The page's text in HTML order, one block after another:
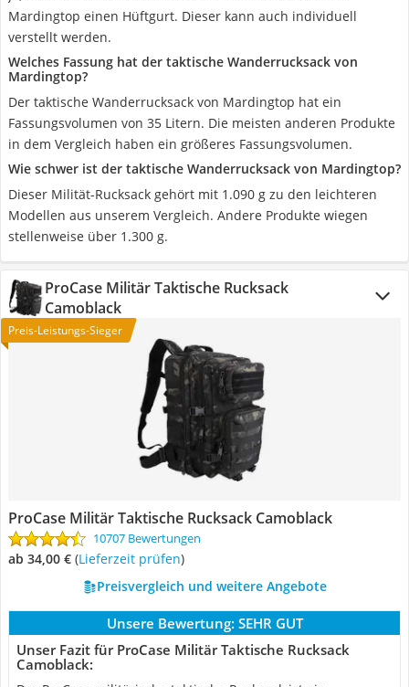
Mardingtop einen Hüftgurt. Dieser kann auch individuell
verstellt werden.
Welches Fassung hat der taktische Wanderrucksack von
Mardingtop?
Der taktische Wanderrucksack von Mardingtop hat ein
Fassungsvolumen von 35 Litern. Die meisten anderen Produkte
in dem Vergleich haben ein größeres Fassungsvolumen.
Wie schwer ist der taktische Wanderrucksack von Mardingtop?
Dieser Milität-Rucksack gehört mit 1.090 g zu den leichteren
Modellen aus unserem Vergleich. Andere Produkte wiegen
stellenweise über 1.300 g.
ProCase Militär Taktische Rucksack
Camoblack
Preis-Leistungs-Sieger
ProCase Militär Taktische Rucksack Camoblack
10707 Bewertungen
ab 34,00 € (Lieferzeit prüfen)
Preisvergleich und weitere Angebote
Unsere Bewertung: SEHR GUT
Unser Fazit für ProCase Militär Taktische Rucksack
Camoblack: